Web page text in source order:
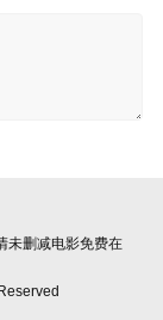
未删减电影免费在